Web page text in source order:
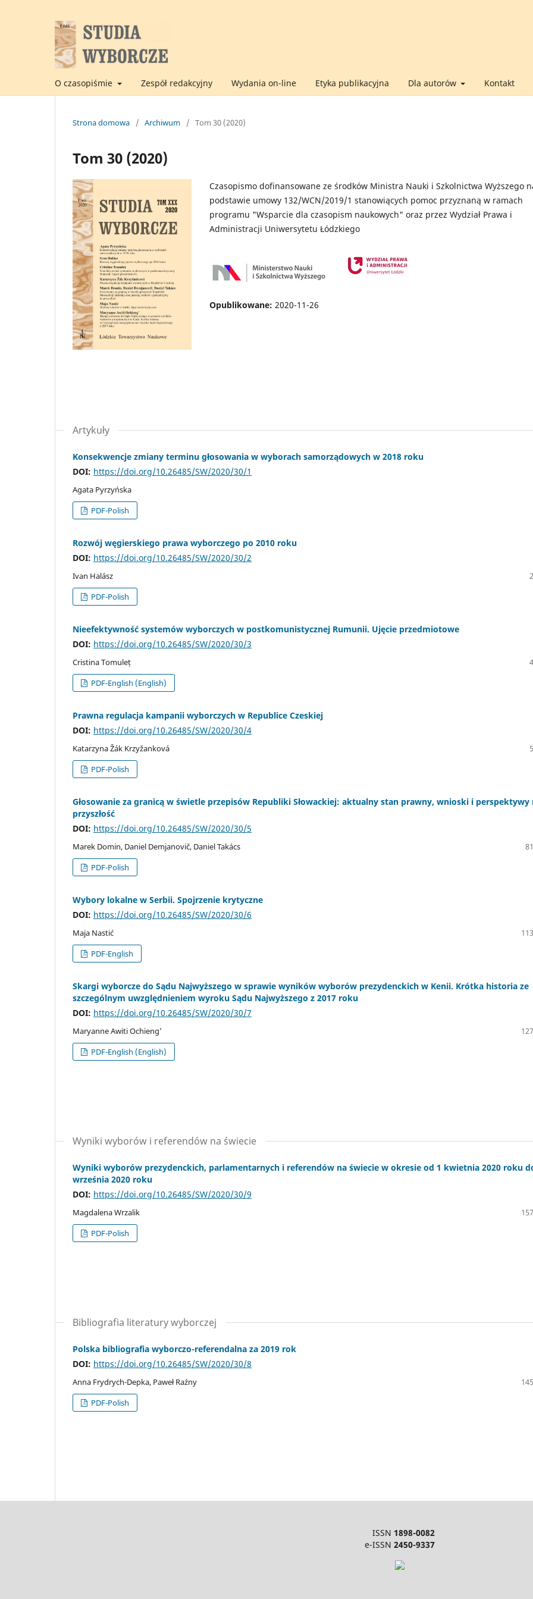
O czasopiśmie Zespół redakcyjny Wydania on-line Etyka publikacyjna Dla autorów Kontakt
Strona domowa / Archiwum / Tom 30 (2020)
Tom 30 (2020)
Czasopismo dofinansowane ze środków Ministra Nauki i Szkolnictwa Wyższego
podstawie umowy 132/WCN/2019/1 stanowiących pomoc przyznaną w ramach
programu "Wsparcie dla czasopism naukowych" oraz przez Wydział Prawa i
Administracji Uniwersytetu Łódzkiego
Opublikowane: 2020-11-26
Artykuły
Konsekwencje zmiany terminu głosowania w wyborach samorządowych w 2018 roku
DOI: https://doi.org/10.26485/SW/2020/30/1
Agata Pyrzyńska
PDF-Polish
Rozwój węgierskiego prawa wyborczego po 2010 roku
DOI: https://doi.org/10.26485/SW/2020/30/2
Ivan Halász
PDF-Polish
Nieefektywność systemów wyborczych w postkomunistycznej Rumunii. Ujęcie przedmiotowe
DOI: https://doi.org/10.26485/SW/2020/30/3
Cristina Tomuleț
PDF-English (English)
Prawna regulacja kampanii wyborczych w Republice Czeskiej
DOI: https://doi.org/10.26485/SW/2020/30/4
Katarzyna Žák Krzyžanková
PDF-Polish
Głosowanie za granicą w świetle przepisów Republiki Słowackiej: aktualny stan prawny, wnioski i perspektywy
przyszłość
DOI: https://doi.org/10.26485/SW/2020/30/5
Marek Domin, Daniel Demjanovič, Daniel Takács
PDF-Polish
Wybory lokalne w Serbii. Spojrzenie krytyczne
DOI: https://doi.org/10.26485/SW/2020/30/6
Maja Nastić
PDF-English
Skargi wyborcze do Sądu Najwyższego w sprawie wyników wyborów prezydenckich w Kenii. Krótka historia ze
szczególnym uwzględnieniem wyroku Sądu Najwyższego z 2017 roku
DOI: https://doi.org/10.26485/SW/2020/30/7
Maryanne Awiti Ochieng’
PDF-English (English)
Wyniki wyborów i referendów na świecie
Wyniki wyborów prezydenckich, parlamentarnych i referendów na świecie w okresie od 1 kwietnia 2020 roku
września 2020 roku
DOI: https://doi.org/10.26485/SW/2020/30/9
Magdalena Wrzalik
PDF-Polish
Bibliografia literatury wyborczej
Polska bibliografia wyborczo-referendalna za 2019 rok
DOI: https://doi.org/10.26485/SW/2020/30/8
Anna Frydrych-Depka, Paweł Raźny
PDF-Polish
ISSN 1898-0082
e-ISSN 2450-9337